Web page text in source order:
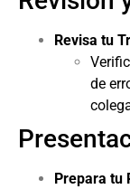
Revisa tu
de
Prepara tu